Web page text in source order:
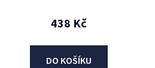
438 Kč
DO KOŠÍKU